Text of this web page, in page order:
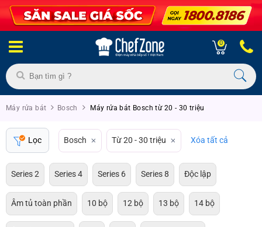
0
Máy rửa bát Bosch Máy rửa bát Bosch từ 20 - 30 triệu
Lọc Bosch Từ 20 - 30 triệu Xóa tất cả
Series 2 Series 4 Series 6 Series 8 Độc lập
Âm tủ toàn phần 10 bộ 12 bộ 13 bộ 14 bộ